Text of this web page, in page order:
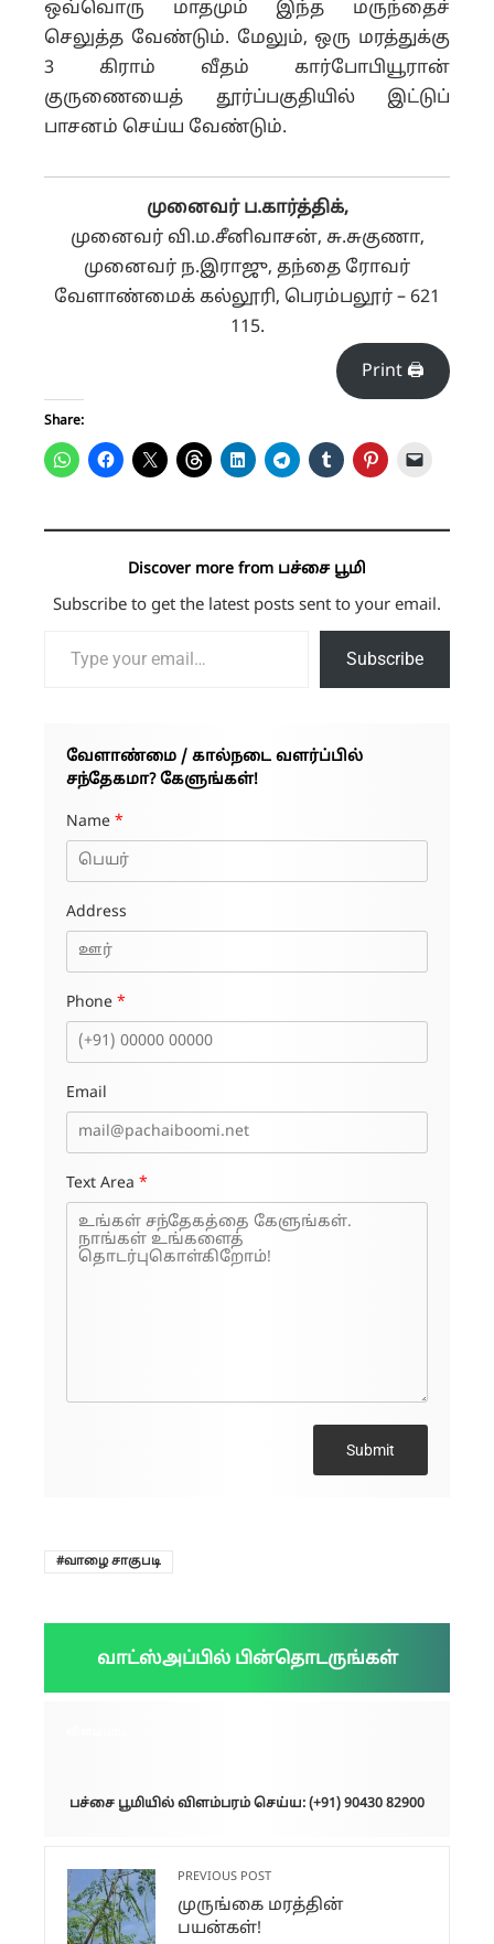
ஒவ்வொரு மாதமும் இந்த மருந்தைச்
செலுத்த வேண்டும். மேலும், ஒரு மரத்துக்கு
3 கிராம் வீதம் கார்போபியூரான்
குருணையைத் தூர்ப்பகுதியில் இட்டுப்
பாசனம் செய்ய வேண்டும்.
முனைவர் ப.கார்த்திக்,
முனைவர் வி.ம.சீனிவாசன், சு.சுகுணா,
முனைவர் ந.இராஜு, தந்தை ரோவர்
வேளாண்மைக் கல்லூரி, பெரம்பலூர் – 621
115.
Print 🖨
Share:
Discover more from பச்சை பூமி
Subscribe to get the latest posts sent to your email.
Subscribe
வேளாண்மை / கால்நடை வளர்ப்பில்
சந்தேகமா? கேளுங்கள்!
Name *
Address
Phone *
Email
Text Area *
Submit
வாழை சாகுபடி
வாட்ஸ்அப்பில் பின்தொடருங்கள்
பச்சை பூமியில் விளம்பரம் செய்ய: (+91) 90430 82900
PREVIOUS POST
முருங்கை மரத்தின்
பயன்கள்!